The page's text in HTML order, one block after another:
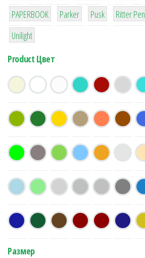
8
PAPERBOOK
6
Parker
2
Pusk
22
Ritter Pen
1
Unilight
Product Цвет
Размер